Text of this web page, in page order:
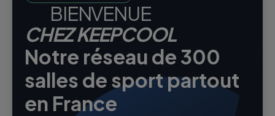
BIENVENUE
CHEZ KEEPCOOL
Notre réseau de 300
salles de sport partout
en France